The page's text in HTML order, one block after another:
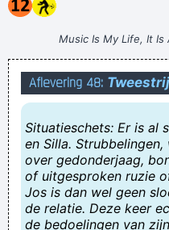
Music Is My Life, It Is
Zien zus en
jaja
al is de schildpad nog
Tof.. men ramen trilde
Aflevering 48:
Situatieschets: Er is al
en Silla.
over gedonderjaag,
of uitgesproken ruzie
Jos is dan wel geen
de relatie. Deze keer
de bedoelingen van